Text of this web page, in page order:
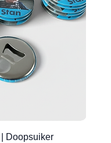
Doopsuiker